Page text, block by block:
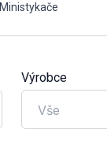
Ministykače
Výrobce
Vše